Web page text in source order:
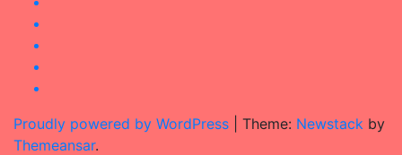
Proudly powered by WordPress Theme: Newstack by
Themeansar.